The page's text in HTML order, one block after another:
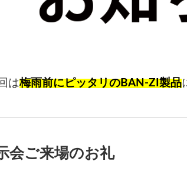
は梅雨前にピッタリのBAN-ZI製品
会ご来場のお礼